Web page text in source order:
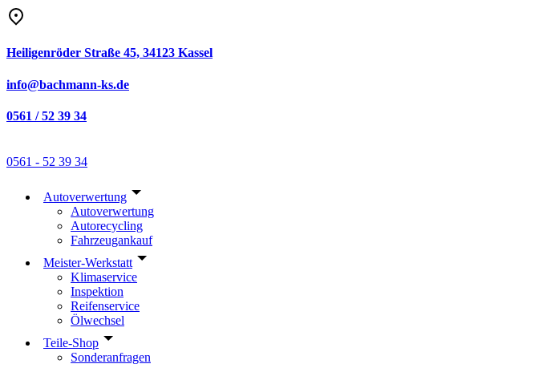
Zum
Inhalt
Heiligenröder Straße 45, 34123 Kassel
info@bachmann-ks.de
0561 / 52 39 34
0561 - 52 39 34
Autoverwertung
Autoverwertung
Autorecycling
Fahrzeugankauf
Meister-Werkstatt
Klimaservice
Inspektion
Reifenservice
Ölwechsel
Teile-Shop
Sonderanfragen